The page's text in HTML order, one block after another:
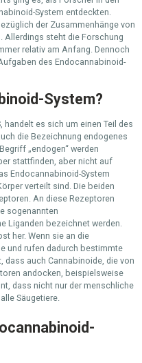
System entdeckten.
der Zusammenhänge von
Allerdings steht die Forschung
relativ am Anfang. Dennoch
des Endocannabinoid-
System?
handelt es sich um einen Teil des
die Bezeichnung endogenes
„endogen“ werden
stattfinden, aber nicht auf
Endocannabinoid-System
verteilt sind. Die beiden
An diese Rezeptoren
sogenannten
Liganden bezeichnet werden.
her. Wenn sie an die
und rufen dadurch bestimmte
dass auch Cannabinoide, die von
andocken, beispielsweise
dass nicht nur der menschliche
Säugetiere.